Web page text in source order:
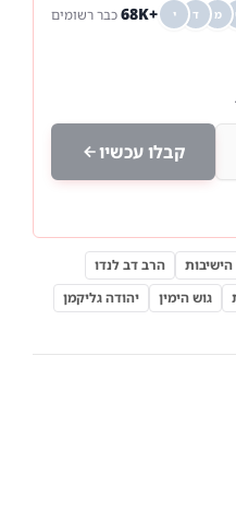
מ ד י +68K כבר רשומים
קבלו עכשיו
הרב דב לנדו
גוש הימין
יהודה גליקמן